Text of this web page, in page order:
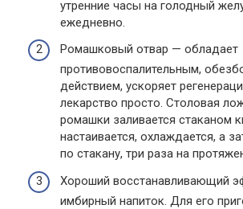
утренние часы на голодный
ежедневно.
Ромашковый отвар — обладает
противовоспалительным,
действием, ускоряет
лекарство просто. Столовая
ромашки заливается стаканом
настаивается, охлаждается, а
по стакану, три раза на
Хороший восстанавливающий
имбирный напиток. Для его